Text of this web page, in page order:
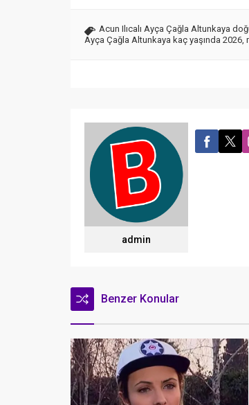
Acun Ilıcalı Ayça Çağla Altunkaya
Ayça Çağla Altunkaya kaç yaşında 2026
admin
Benzer Konular